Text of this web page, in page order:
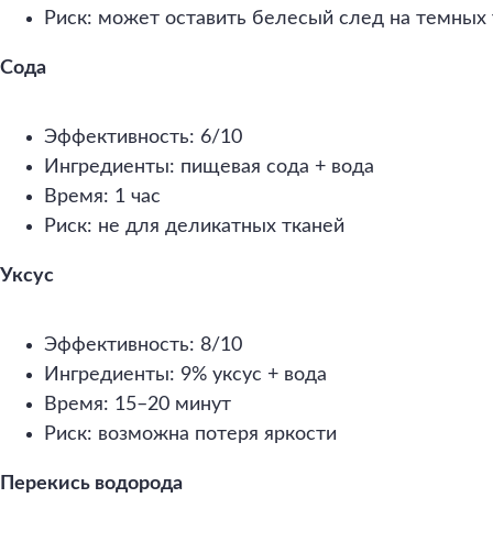
Риск: может оставить белесый след на темных
Сода
Эффективность: 6/10
Ингредиенты: пищевая сода + вода
Время: 1 час
Риск: не для деликатных тканей
Уксус
Эффективность: 8/10
Ингредиенты: 9% уксус + вода
Время: 15–20 минут
Риск: возможна потеря яркости
Перекись водорода